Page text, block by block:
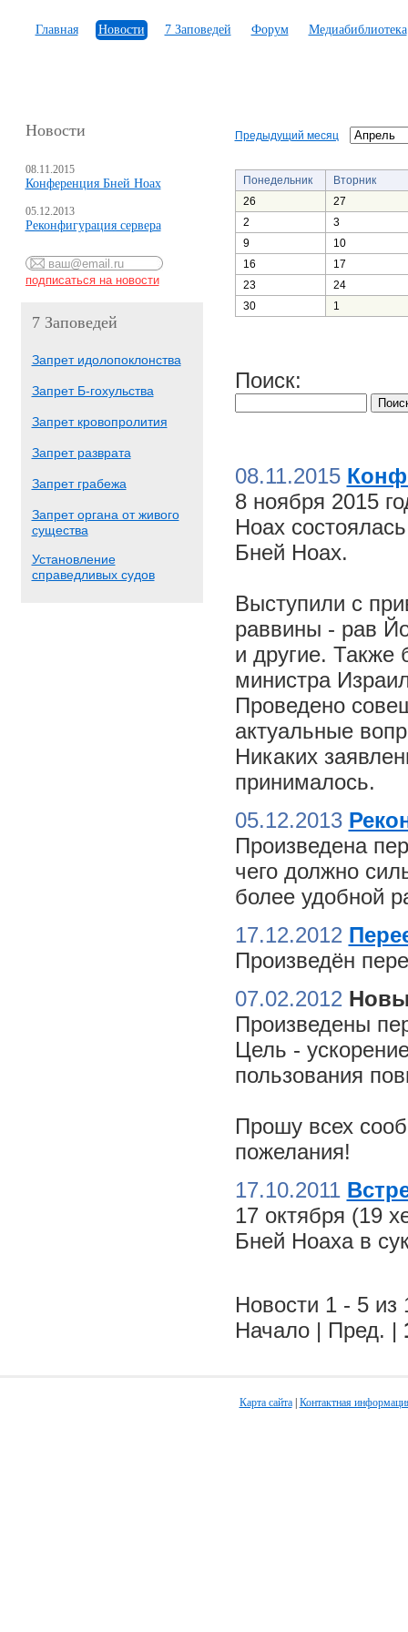
Главная Новости 7 Заповедей Форум Медиабиблиотека
Новости
08.11.2015
Конференция Бней Ноах
05.12.2013
Реконфигурация сервера
7 Заповедей
Запрет идолопоклонства
Запрет Б-гохульства
Запрет кровопролития
Запрет разврата
Запрет грабежа
Запрет органа от живого
существа
Установление
справедливых судов
Предыдущий месяц
Понедельник
Вторник
26
27
2
3
9
10
16
17
23
24
30
1
Поиск:
08.11.2015
8 ноября 2015
Ноах
Бней Ноах.
Выступили с
раввины - рав
и другие. Также
министра
Проведено
актуальные
Никаких
принималось.
05.12.2013
Произведена
чего должно
более удобной
17.12.2012
Произведён
07.02.2012
Произведены
Цель -
пользования
Прошу всех
пожелания!
17.10.2011
17 октября (19
Бней Ноаха в
Новости 1 - 5 из
Начало | Пред. |
Карта сайта| Контактная